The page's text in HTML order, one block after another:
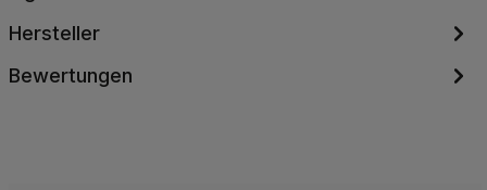
Hersteller
Bewertungen